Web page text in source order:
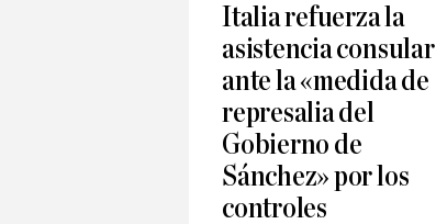
Italia refuerza la
asistencia consular
ante la «medida de
represalia del
Gobierno de
Sánchez» por los
controles